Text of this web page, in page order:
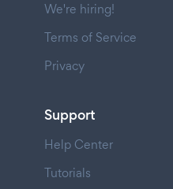
We're hiring!
Terms of Service
Privacy
Support
Help Center
Tutorials